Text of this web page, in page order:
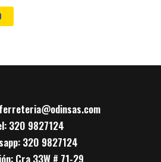
320 9827124
320 9827124
Cra 33W # 71-29